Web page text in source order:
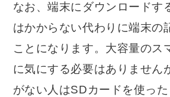
なお、端末にダウンロードす
はかからない代わりに端末の
ことになります。大容量のス
に気にする必要はありません
がない人はSDカードを使っ